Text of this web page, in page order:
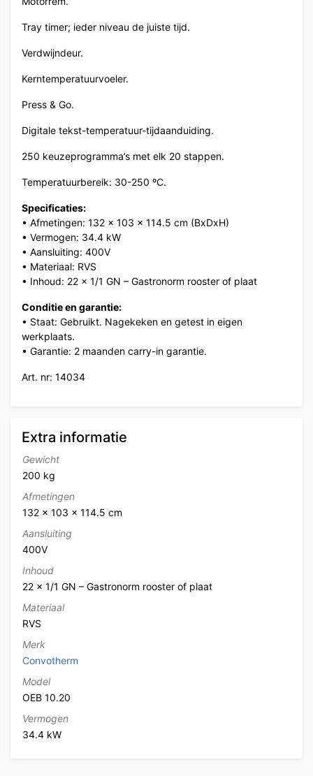
Tray timer; ieder niveau de juiste tijd.
Verdwijndeur.
Kerntemperatuurvoeler.
Press & Go.
Digitale tekst-temperatuur-tijdaanduiding.
250 keuzeprogramma’s met elk 20 stappen.
Temperatuurbereik: 30-250 ºC.
Specificaties:
• Afmetingen: 132 x 103 x 114.5 cm (BxDxH)
• Vermogen: 34.4 kW
• Aansluiting: 400V
• Materiaal: RVS
• Inhoud: 22 x 1/1 GN – Gastronorm rooster of plaat
Conditie en garantie:
• Staat: Gebruikt. Nagekeken en getest in eigen
werkplaats.
• Garantie: 2 maanden carry-in garantie.
Art. nr: 14034
Extra informatie
Gewicht
200 kg
Afmetingen
132 × 103 × 114.5 cm
Aansluiting
400V
Inhoud
22 x 1/1 GN – Gastronorm rooster of plaat
Materiaal
RVS
Merk
Convotherm
Model
OEB 10.20
Vermogen
34.4 kW